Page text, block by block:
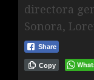
directora
Sonora,
Share
Copy